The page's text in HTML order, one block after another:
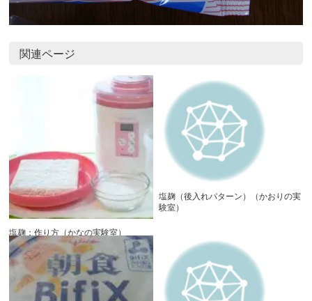
関連ページ
塩麹：作り方（かなの実験室）
塩麹（後入れパターン）（かおりの実
験室）